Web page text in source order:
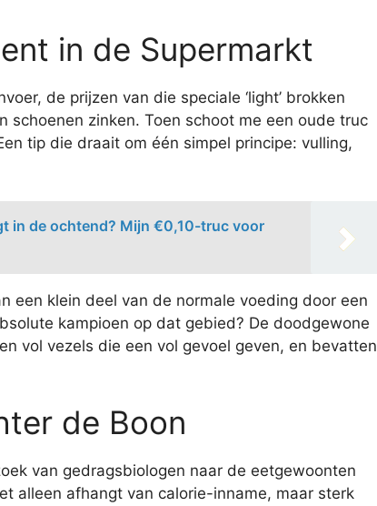
in de Supermarkt
de prijzen van die speciale ‘light’ brokken
schoenen zinken. Toen schoot me een oude truc
tip die draait om één simpel principe: vulling,
in de ochtend? Mijn €0,10-truc voor
een klein deel van de normale voeding door een
kampioen op dat gebied? De doodgewone
vol vezels die een vol gevoel geven, en bevatten
de Boon
van gedragsbiologen naar de eetgewoonten
alleen afhangt van calorie-inname, maar sterk